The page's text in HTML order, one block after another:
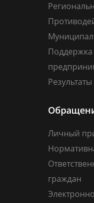
Поддержка
Личный
граждан